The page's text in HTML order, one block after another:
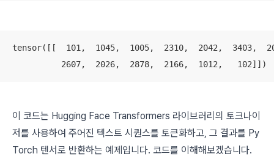
tensor([[  101,  1045,  1005,  2310,  2042,  3403,
          2607,  2026,  2878,  2166,  1012,   102]])
이 코드는 Hugging Face Transformers 라이브러리의 토크나이
저를 사용하여 주어진 텍스트 시퀀스를 토큰화하고, 그 결과를 Py
Torch 텐서로 반환하는 예제입니다. 코드를 이해해보겠습니다.